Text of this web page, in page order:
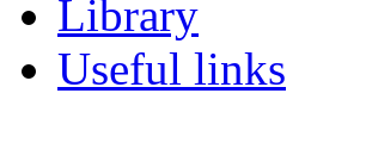
Library
Useful links